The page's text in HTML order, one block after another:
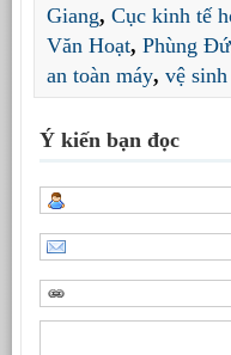
Giang, Cục kinh tế
Văn Hoạt, Phùng
an toàn máy, vệ
Ý kiến bạn đọc